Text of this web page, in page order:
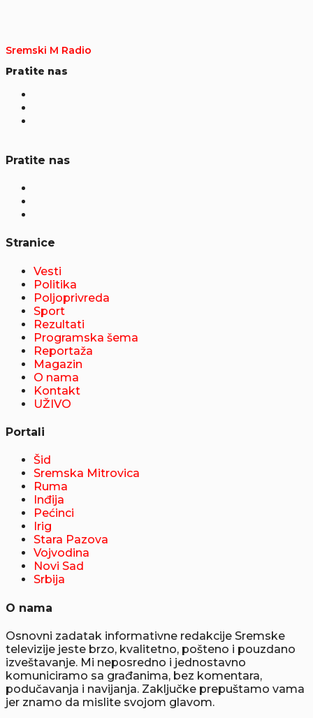
Sremski M Radio
Pratite nas
Pratite nas
Stranice
Vesti
Politika
Poljoprivreda
Sport
Rezultati
Programska šema
Reportaža
Magazin
O nama
Kontakt
UŽIVO
Portali
Šid
Sremska Mitrovica
Ruma
Inđija
Pećinci
Irig
Stara Pazova
Vojvodina
Novi Sad
Srbija
O nama
Osnovni zadatak informativne redakcije Sremske
televizije jeste brzo, kvalitetno, pošteno i pouzdano
izveštavanje. Mi neposredno i jednostavno
komuniciramo sa građanima, bez komentara,
podučavanja i navijanja. Zaključke prepuštamo vama
jer znamo da mislite svojom glavom.